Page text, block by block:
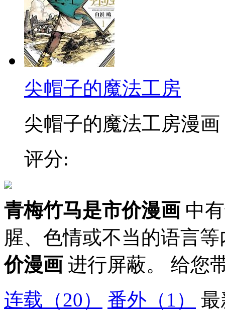
尖帽子的魔法工房
尖帽子的魔法工房漫画
评分:
青梅竹马是市价漫画 中
腥、色情或不当的语言
价漫画 进行屏蔽。 给您
连载 （20） 番外 （1）
最